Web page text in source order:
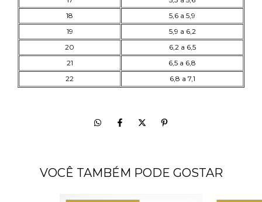
18
5,6 a 5,9
19
5,9 a 6,2
20
6,2 a 6,5
21
6,5 a 6,8
22
6,8 a 7,1
VOCÊ TAMBÉM PODE GOSTAR